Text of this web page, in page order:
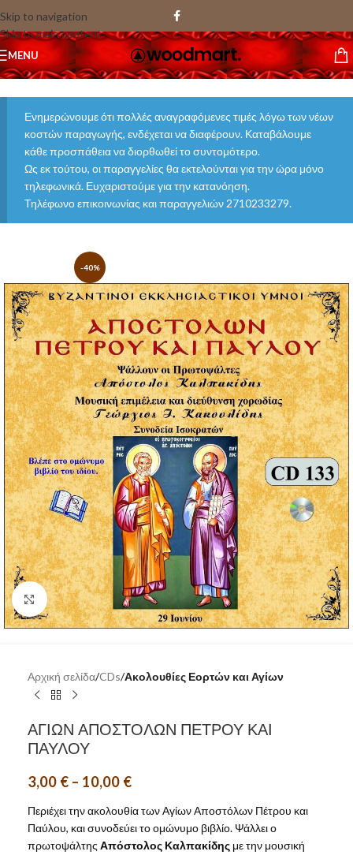
Skip to navigation
Skip to main content
MENU
Ενημερώνουμε ότι πολλές αναγραφόμενες τιμές λόγω των νέων
κοστών παραγωγής, ενδέχεται να διαφέρουν. Καταβάλουμε
κάθε προσπάθεια να διορθωθεί το συντομότερο.
Ως εκ τούτου, οι παραγγελίες θα εκτελούνται για την ώρα μόνο
τηλεφωνικά. Ευχαριστούμε για την κατανόηση.
Τηλέφωνο επικοινωνίας και παραγγελιών 2710233279.
-40%
Click to enlarge
Αρχική σελίδα CDs Ακολουθίες Εορτών και Αγίων
ΑΓΙΩΝ ΑΠΟΣΤΟΛΩΝ ΠΕΤΡΟΥ ΚΑΙ
ΠΑΥΛΟΥ
3,00 € – 10,00 €
Περιέχει την ακολουθία των Αγίων Αποστόλων Πέτρου και
Παύλου, και συνοδεύει το ομώνυμο βιβλίο. Ψάλλει ο
πρωτοψάλτης Απόστολος Καλπακίδης με την μουσική